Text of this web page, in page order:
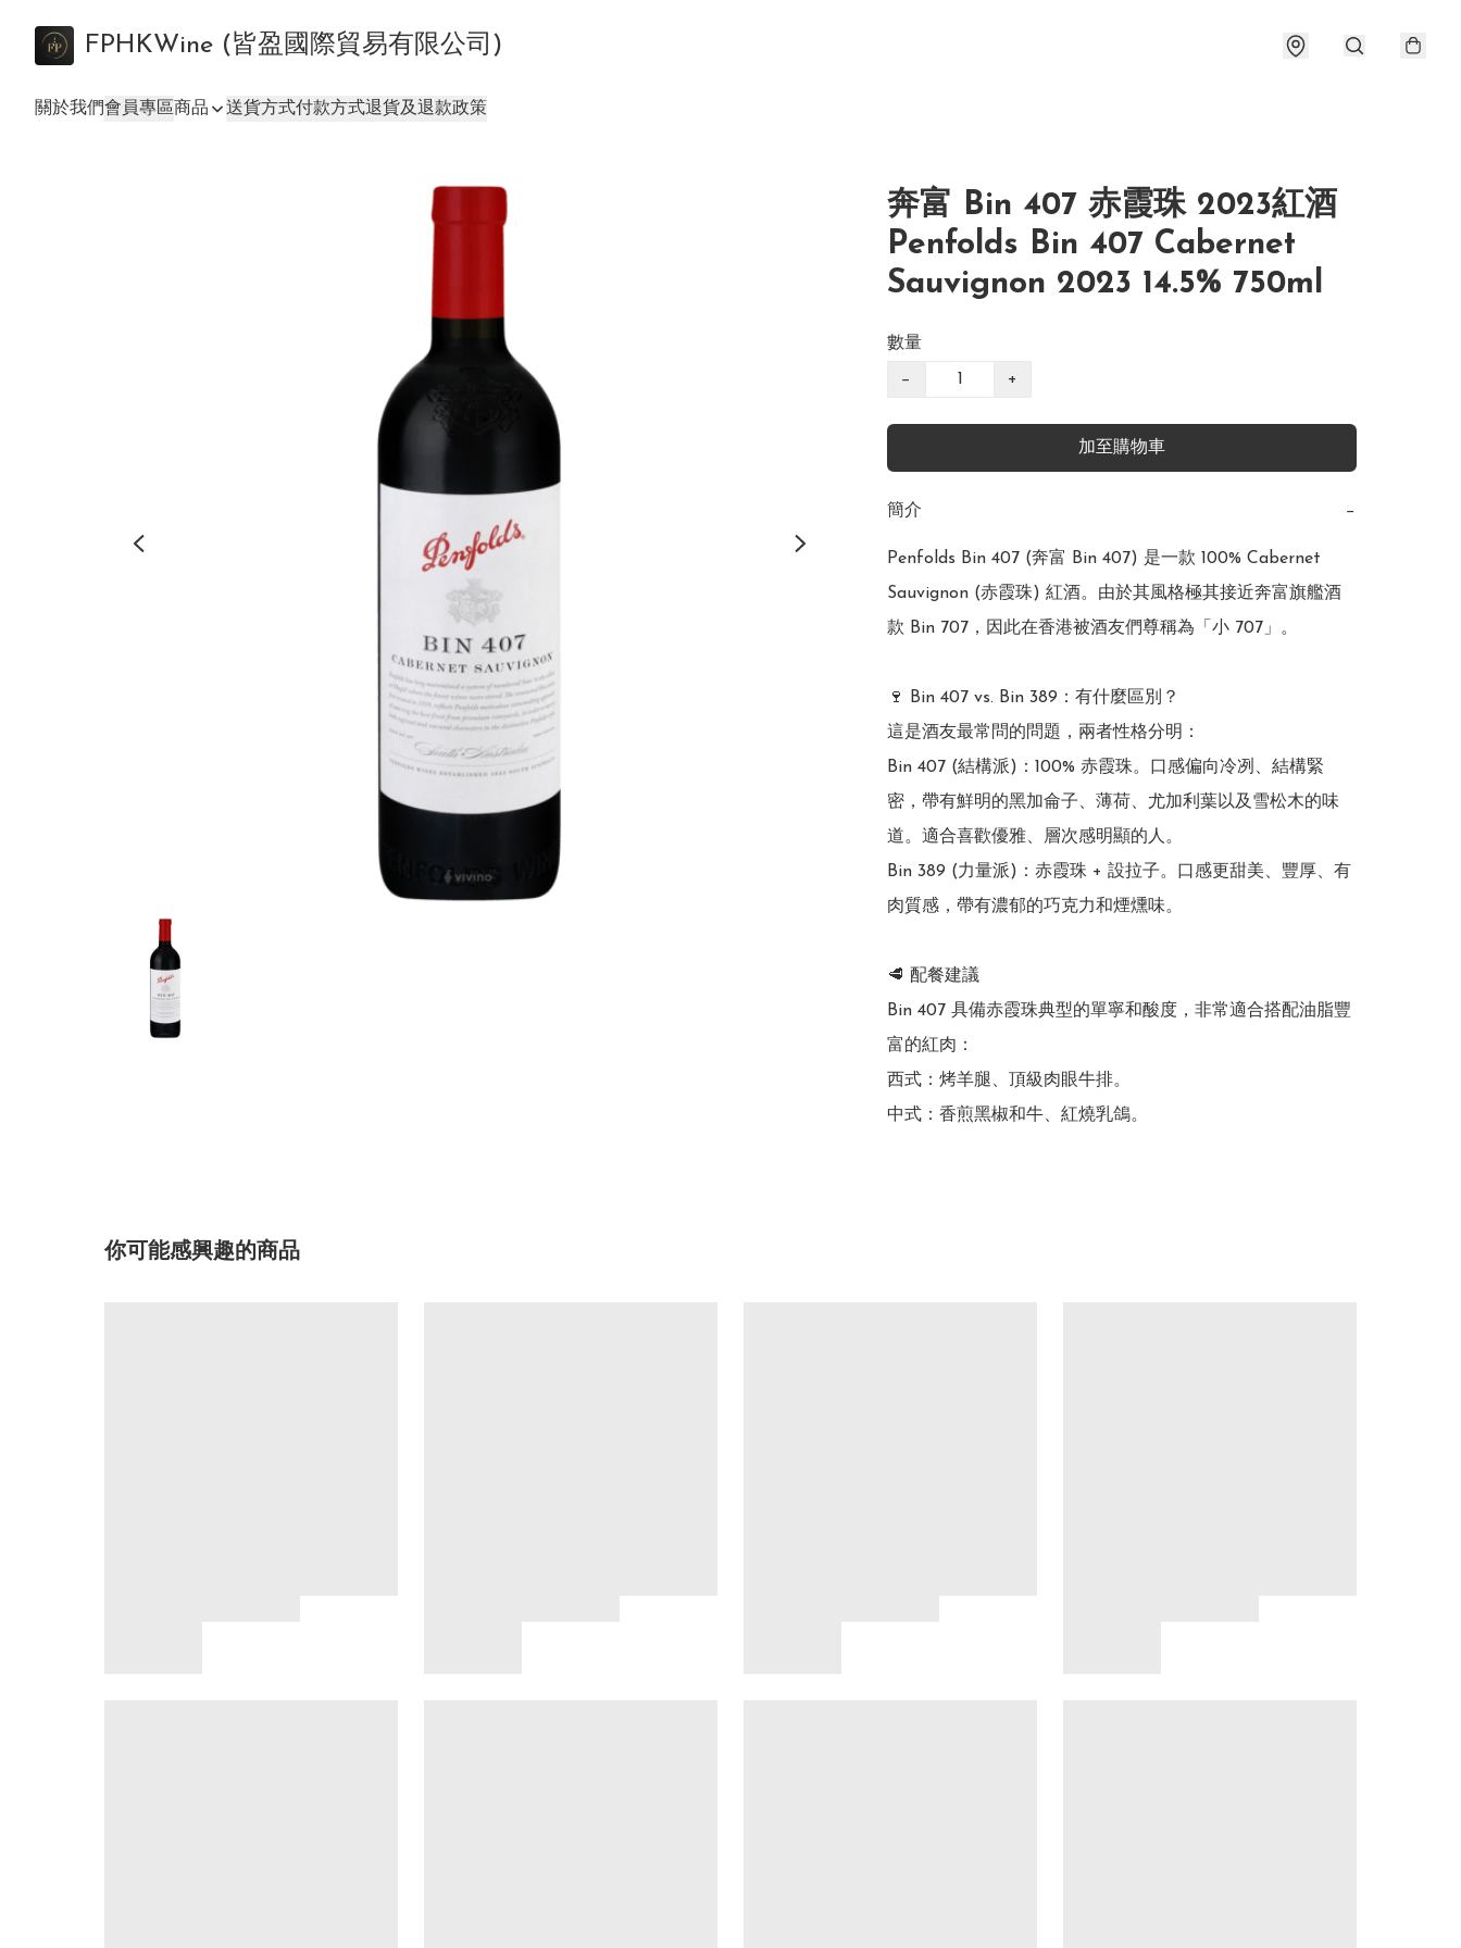
FPHKWine (皆盈國際貿易有限公司)
關於我們會員專區商品 送貨方式付款方式退貨及退款政策
奔富 Bin 407 赤霞珠 2023紅酒
Penfolds Bin 407 Cabernet
Sauvignon 2023 14.5% 750ml
數量
− +
加至購物車
簡介 −
Penfolds Bin 407 (奔富 Bin 407) 是一款 100% Cabernet
Sauvignon (赤霞珠) 紅酒。由於其風格極其接近奔富旗艦酒
款 Bin 707，因此在香港被酒友們尊稱為「小 707」。
🍷 Bin 407 vs. Bin 389：有什麼區別？
這是酒友最常問的問題，兩者性格分明：
Bin 407 (結構派)：100% 赤霞珠。口感偏向冷冽、結構緊
密，帶有鮮明的黑加侖子、薄荷、尤加利葉以及雪松木的味
道。適合喜歡優雅、層次感明顯的人。
Bin 389 (力量派)：赤霞珠 + 設拉子。口感更甜美、豐厚、有
肉質感，帶有濃郁的巧克力和煙燻味。
🥩 配餐建議
Bin 407 具備赤霞珠典型的單寧和酸度，非常適合搭配油脂豐
富的紅肉：
西式：烤羊腿、頂級肉眼牛排。
你可能感興趣的商品